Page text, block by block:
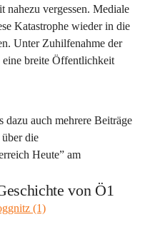
nahezu vergessen. Mediale
Katastrophe wieder in die
Unter Zuhilfenahme der
breite Öffentlichkeit
dazu auch mehrere Beiträge
die
Heute” am
von Ö1
(1)